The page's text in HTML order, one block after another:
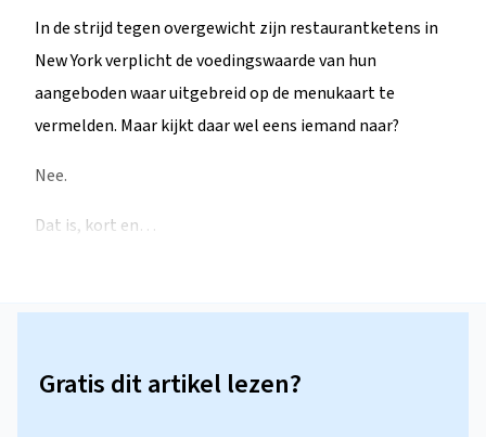
In de strijd tegen overgewicht zijn restaurantketens in
New York verplicht de voedingswaarde van hun
aangeboden waar uitgebreid op de menukaart te
vermelden. Maar kijkt daar wel eens iemand naar?
Nee.
Dat is, kort en…
Gratis dit artikel lezen?